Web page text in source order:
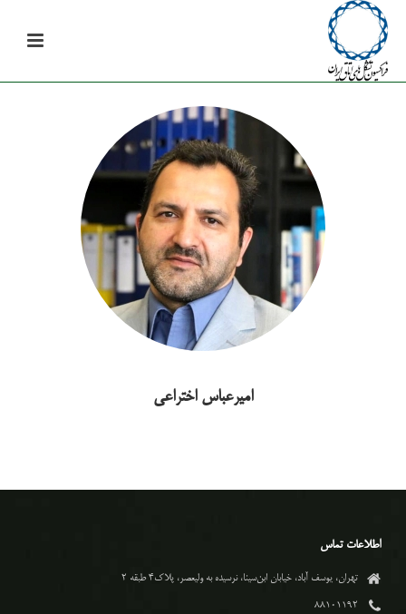
امیرعباس اختراعی
اطلاعات تماس
تهران، یوسف آباد، خیابان ابن‌سینا، نرسیده به ولیعصر، پلاک۴ طبقه ۲
۸۸۱۰۱۱۹۲